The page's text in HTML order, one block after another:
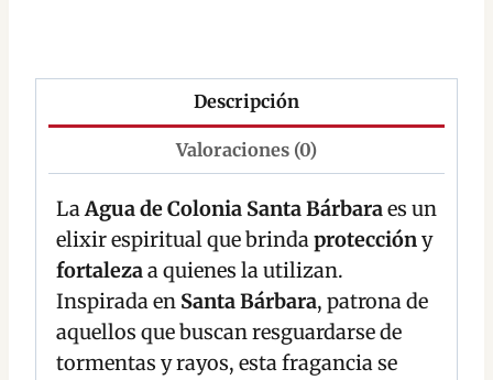
Descripción
Valoraciones (0)
LaAgua de Colonia Santa Bárbaraes un
elixir espiritual que brindaproteccióny
fortalezaa quienes la utilizan.
Inspirada en Santa Bárbara, patrona de
aquellos que buscan resguardarse de
tormentas y rayos, esta fragancia se